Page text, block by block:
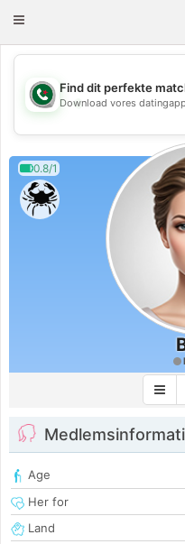
Toggle
💖
💕
Find dit perfekte
Download vores
0.8/1
Age
Her for
Land